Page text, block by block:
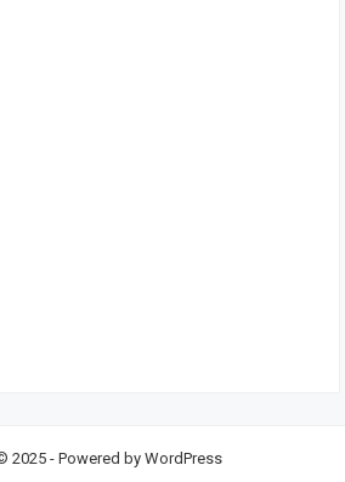
2025 - Powered by WordPress